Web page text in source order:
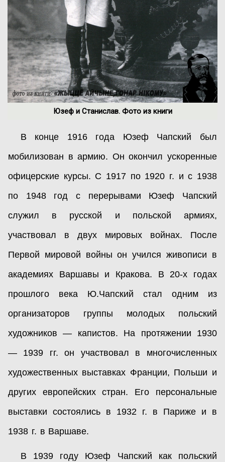
Юзеф и Станислав. Фото из книги
В конце 1916 года Юзеф Чапский был
мобилизован в армию. Он окончил ускоренные
офицерские курсы. С 1917 по 1920 г. и с 1938
по 1948 год с перерывами Юзеф Чапский
служил в русской и польской армиях,
участвовал в двух мировых войнах. После
Первой мировой войны он учился живописи в
академиях Варшавы и Кракова. В 20-х годах
прошлого века Ю.Чапский стал одним из
организаторов группы молодых польский
художников — капистов. На протяжении 1930
— 1939 гг. он участвовал в многочисленных
художественных выставках Франции, Польши и
других европейских стран. Его персональные
выставки состоялись в 1932 г. в Париже и в
1938 г. в Варшаве.
В 1939 году Юзеф Чапский как польский